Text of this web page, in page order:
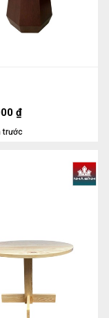
trước
₫